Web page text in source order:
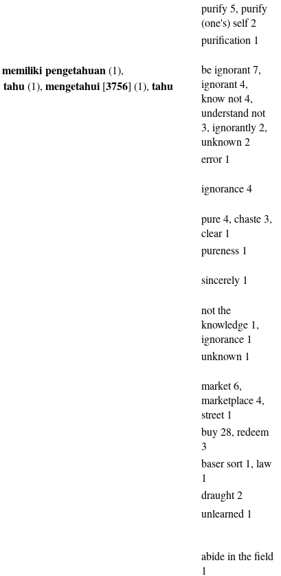
purify 5, purify
(one's) self 2
purification 1
memiliki pengetahuan(1),
tahu(1), mengetahui [3756] (1), tahu
be ignorant 7,
ignorant 4,
know not 4,
understand not
3, ignorantly 2,
unknown 2
error 1
ignorance 4
pure 4, chaste 3,
clear 1
pureness 1
sincerely 1
not the
knowledge 1,
ignorance 1
unknown 1
market 6,
marketplace 4,
street 1
buy 28, redeem
3
baser sort 1, law
1
draught 2
unlearned 1
abide in the field
1